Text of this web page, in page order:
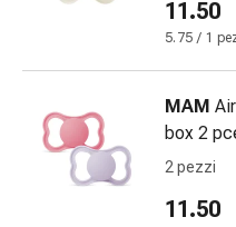
pelle
Gastrointestinale
Diarrea
Emorroidi
Bruciore
stomaco
11.50
5.75 / 1
MAM
box 2
2 pezzi
11.50